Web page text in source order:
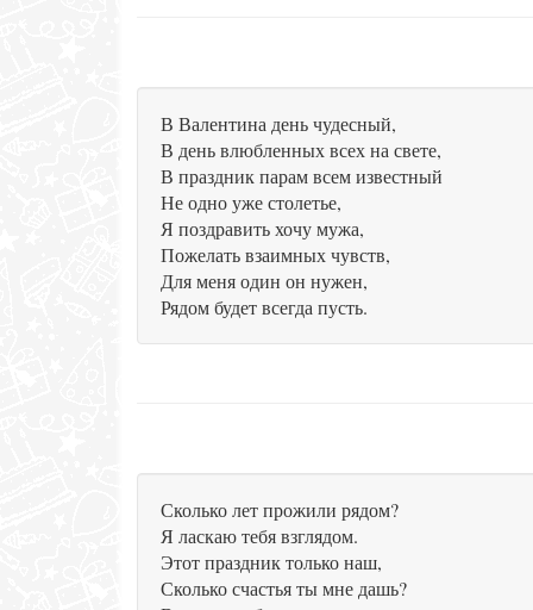
В Валентина день чудесный,
В день влюбленных всех на свете,
В праздник парам всем известный
Не одно уже столетье,
Я поздравить хочу мужа,
Пожелать взаимных чувств,
Для меня один он нужен,
Рядом будет всегда пусть.
Сколько лет прожили рядом?
Я ласкаю тебя взглядом.
Этот праздник только наш,
Сколько счастья ты мне дашь?